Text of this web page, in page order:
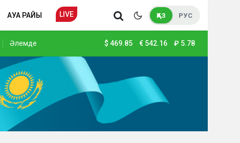
АУА РАЙЫ LIVE ҚАЗ РУС
Әлемде $ 469.85 € 542.16 ₽ 5.78